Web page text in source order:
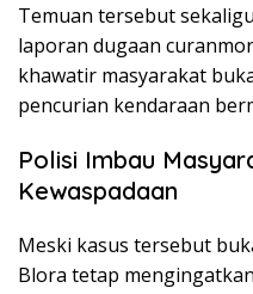
Temuan tersebut
laporan dugaan
khawatir masyarakat
pencurian kendaraan
Polisi Imbau
Kewaspadaan
Meski kasus tersebut
Blora tetap